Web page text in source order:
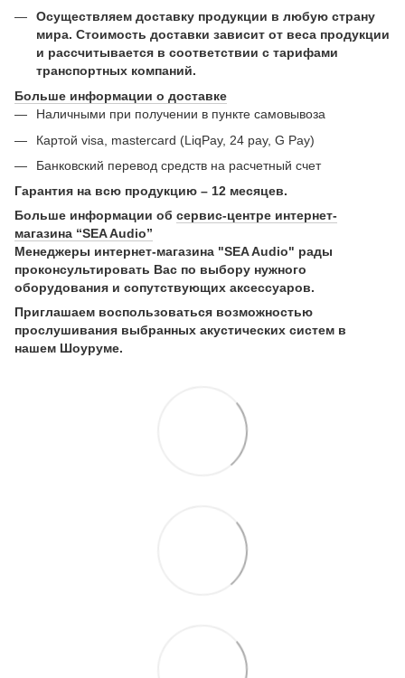
Осуществляем доставку продукции в любую страну
мира. Стоимость доставки зависит от веса продукции
и рассчитывается в соответствии с тарифами
транспортных компаний.
Больше информации о доставке
Наличными при получении в пункте самовывоза
Картой visa, mastercard (LiqPay, 24 pay, G Pay)
Банковский перевод средств на расчетный счет
Гарантия на всю продукцию – 12 месяцев.
Больше информации об сервис-центре интернет-
магазина “SEA Audio”
Менеджеры интернет-магазина "SEA Audio" рады
проконсультировать Вас по выбору нужного
оборудования и сопутствующих аксессуаров.
Приглашаем воспользоваться возможностью
прослушивания выбранных акустических систем в
нашем Шоуруме.